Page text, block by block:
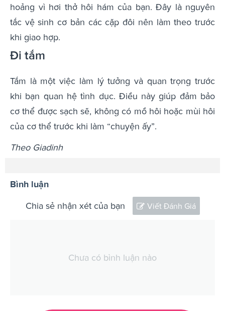
hoảng vì hơi thở hôi hám của bạn. Đây là nguyên
tắc vệ sinh cơ bản các cặp đôi nên làm theo trước
khi giao hợp.
Đi tắm
Tắm là một việc làm lý tưởng và quan trọng trước
khi bạn quan hệ tình dục. Điều này giúp đảm bảo
cơ thể được sạch sẽ, không có mồ hôi hoặc mùi hôi
của cơ thể trước khi làm “chuyện ấy”.
Theo Giadinh
Bình luận
Chia sẻ nhận xét của bạn Viết Đánh Giá
Chưa có bình luận nào